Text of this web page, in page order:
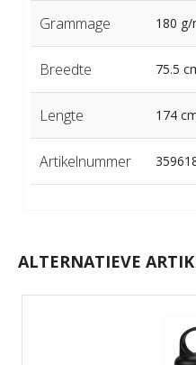
Grammage 180 g/
Breedte 75.5
Lengte 174
Artikelnummer
ALTERNATIEVE